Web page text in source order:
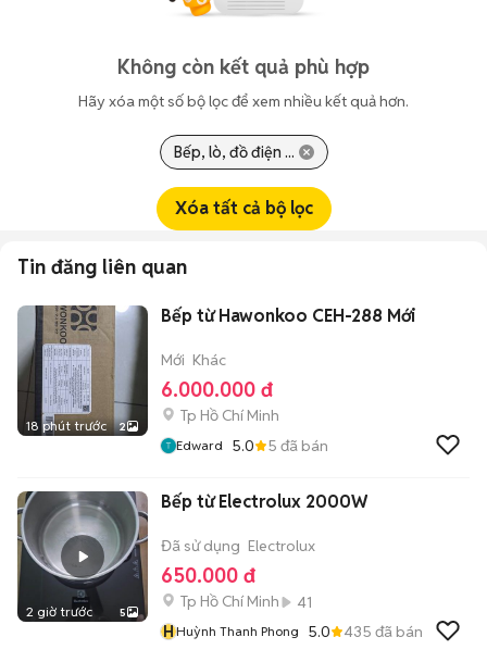
Không còn kết quả phù hợp
Hãy xóa một số bộ lọc để xem nhiều kết quả hơn.
Bếp, lò, đồ điện ...
Xóa tất cả bộ lọc
Tin đăng liên quan
18 phút trước 2
Bếp từ Hawonkoo CEH-288 Mới
Mới Khác
6.000.000 đ
Tp Hồ Chí Minh
Edward 5.0 5 đã bán
2 giờ trước 5
Bếp từ Electrolux 2000W
Đã sử dụng Electrolux
650.000 đ
Tp Hồ Chí Minh
41
HHuỳnh Thanh Phong 5.0 435 đã bán